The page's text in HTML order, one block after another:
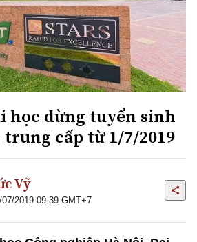
học dừng tuyển sinh
trung cấp từ 1/7/2019
Vỹ
2019 09:39 GMT+7